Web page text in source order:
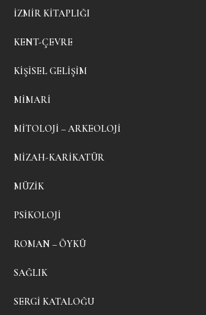
İZMIR KITAPLIĞI
KENT-ÇEVRE
KIŞISEL GELIŞIM
MIMARI
MITOLOJI – ARKEOLOJI
MIZAH-KARIKATÜR
MÜZIK
PSIKOLOJI
ROMAN – ÖYKÜ
SAĞLIK
SERGI KATALOĞU